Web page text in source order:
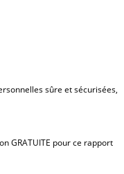
sûre et sécurisées,
GRATUITE pour ce rapport